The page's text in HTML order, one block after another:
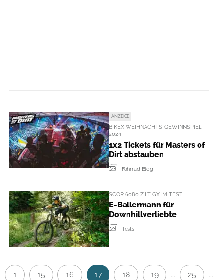
ANZEIGE
BIKEX WEIHNACHTS-GEWINNSPIEL
2024
1x2 Tickets für Masters of
Dirt abstauben
Fahrrad Blog
SCOR 6080 Z LT GX IM TEST
E-Ballermann für
Downhillverliebte
Tests
1 15 16 17 18 19 ... 25 ...